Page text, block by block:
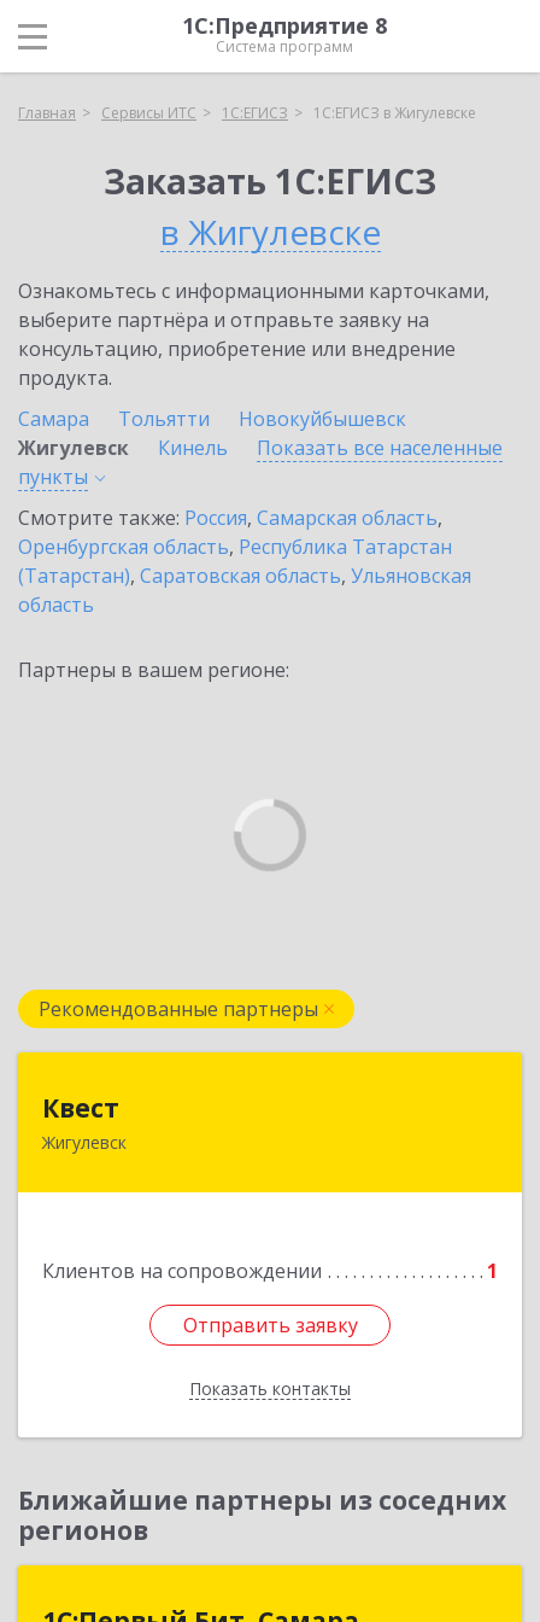
1С:Предприятие 8
Система программ
Главная Сервисы ИТС 1С:ЕГИСЗ 1С:ЕГИСЗ в Жигулевске
Заказать 1С:ЕГИСЗ
в Жигулевске
Ознакомьтесь с информационными карточками,
выберите партнёра и отправьте заявку на
консультацию, приобретение или внедрение
продукта.
Самара
Тольятти
Новокуйбышевск
Жигулевск
Кинель
Показать все населенные
пункты
Смотрите также: Россия, Самарская область,
Оренбургская область, Республика Татарстан
(Татарстан), Саратовская область, Ульяновская
область
Партнеры в вашем регионе:
Рекомендованные партнеры
Квест
Жигулевск
Клиентов на сопровождении 1
Отправить заявку
Показать контакты
445350, Самарская обл., Жигулевск, ул.Пушкина,
Отправить заявку
Назад
Ближайшие партнеры из соседних
регионов
1С:Первый Бит, Самара